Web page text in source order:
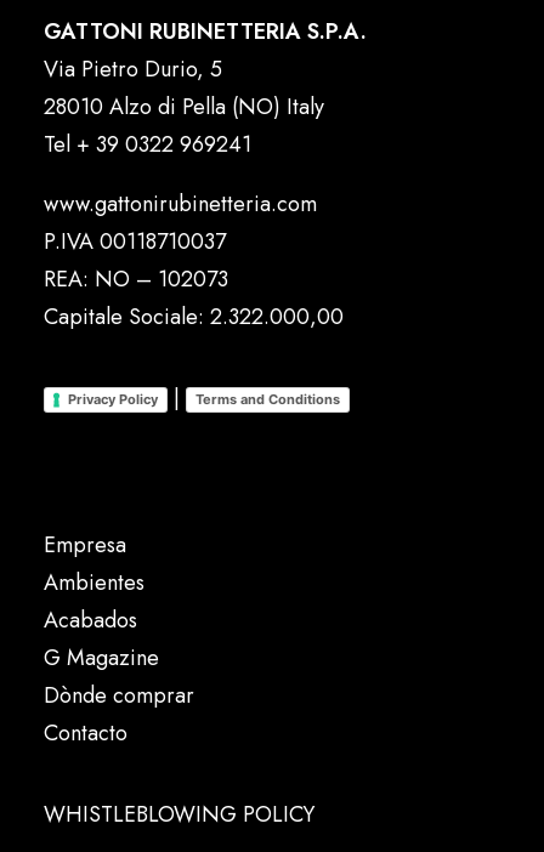
GATTONI RUBINETTERIA S.P.A.
Via Pietro Durio, 5
28010 Alzo di Pella (NO) Italy
Tel + 39 0322 969241
www.gattonirubinetteria.com
P.IVA 00118710037
REA: NO – 102073
Capitale Sociale: 2.322.000,00
Privacy Policy | Terms and Conditions
Empresa
Ambientes
Acabados
G Magazine
Dònde comprar
Contacto
WHISTLEBLOWING POLICY